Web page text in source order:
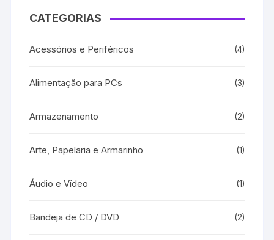
CATEGORIAS
Acessórios e Periféricos (4)
Alimentação para PCs (3)
Armazenamento (2)
Arte, Papelaria e Armarinho (1)
Áudio e Vídeo (1)
Bandeja de CD / DVD (2)